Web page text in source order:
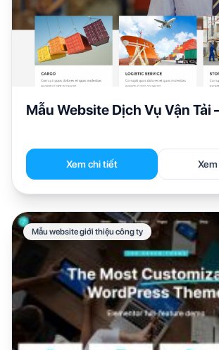
Mẫu Website Dịch Vụ Vận Tải
Xem chi tiết
Mẫu website giới thiệu công ty